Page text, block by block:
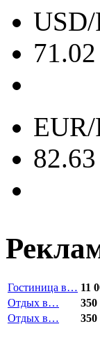
71.02
82.63
Гостиница в… 11
Отдых в…
350
Отдых в…
350